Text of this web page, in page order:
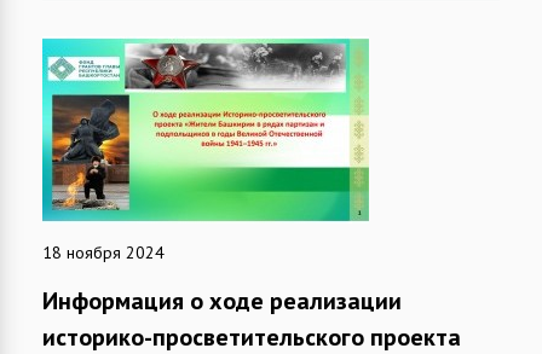
18 ноября 2024
Информация о ходе реализации
историко-просветительского проекта